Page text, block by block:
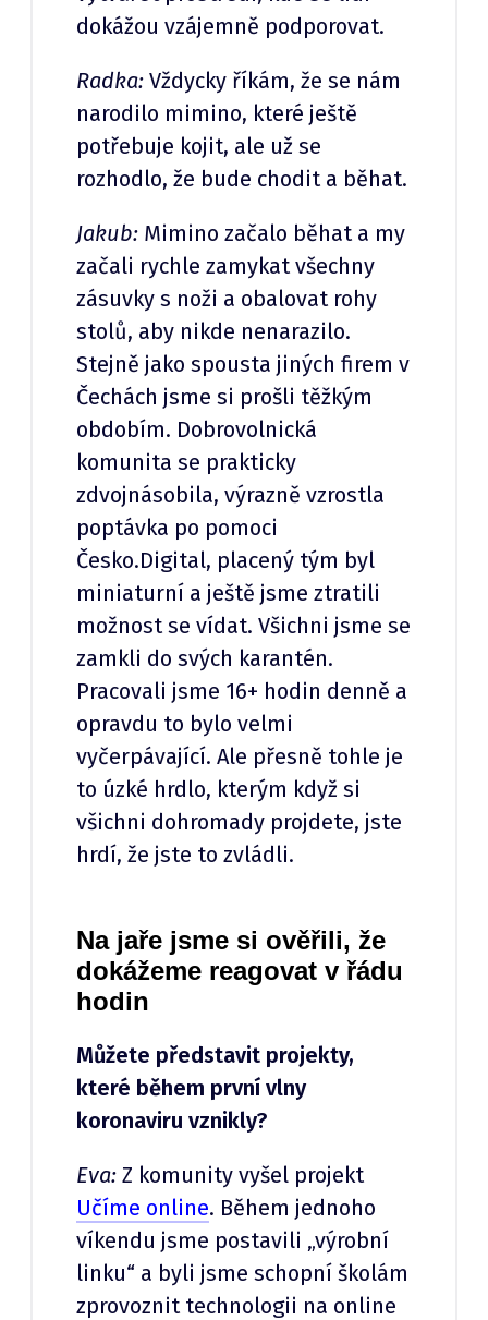
dokážou vzájemně podporovat.
Radka: Vždycky říkám, že se nám
narodilo mimino, které ještě
potřebuje kojit, ale už se
rozhodlo, že bude chodit a běhat.
Jakub: Mimino začalo běhat a my
začali rychle zamykat všechny
zásuvky s noži a obalovat rohy
stolů, aby nikde nenarazilo.
Stejně jako spousta jiných firem v
Čechách jsme si prošli těžkým
obdobím. Dobrovolnická
komunita se prakticky
zdvojnásobila, výrazně vzrostla
poptávka po pomoci
Česko.Digital, placený tým byl
miniaturní a ještě jsme ztratili
možnost se vídat. Všichni jsme se
zamkli do svých karantén.
Pracovali jsme 16+ hodin denně a
opravdu to bylo velmi
vyčerpávající. Ale přesně tohle je
to úzké hrdlo, kterým když si
všichni dohromady projdete, jste
hrdí, že jste to zvládli.
Na jaře jsme si ověřili, že
dokážeme reagovat v řádu
hodin
Můžete představit projekty,
které během první vlny
koronaviru vznikly?
Eva: Z komunity vyšel projekt
Učíme online. Během jednoho
víkendu jsme postavili „výrobní
linku“ a byli jsme schopní školám
zprovoznit technologii na online